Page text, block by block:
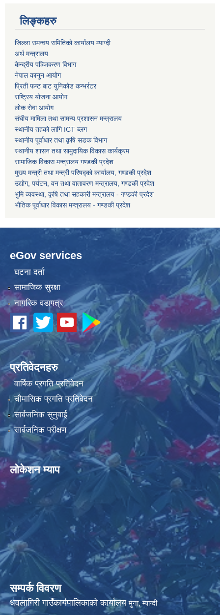
लिङ्कहरु
जिल्ला समन्वय समितिको कार्यालय म्याग्दी
अर्थ मन्त्रालय
केन्द्रीय पञ्जिकरण विभाग
नेपाल कानुन आयोग
प्रिती फन्ट बाट युनिकोड कन्भर्रटर
राष्ट्रिय योजना आयोग
लोक सेवा आयोग
संघीय मामिला तथा सामन्य प्रशासन मन्त्रालय
स्थानीय तहको लागि ICT ब्लग
स्थानीय पूर्वाधार तथा कृषि सडक विभाग
स्थानीय शासन तथा सामुदायिक विकास कार्यक्रम
सामाजिक विकास मन्त्रालय गण्डकी प्रदेश
मुख्य मन्त्री तथा मन्त्री परिषद्को कार्यालय, गण्डकी प्रदेश
उद्योग, पर्यटन, वन तथा वातावरण मन्त्रालय, गण्डकी प्रदेश
भुमि व्यवस्था, कृषि तथा सहकारी मन्त्रालय - गण्डकी प्रदेश
भौतिक पूर्वाधार विकास मन्त्रालय - गण्डकी प्रदेश
eGov services
घटना दर्ता
सामाजिक सुरक्षा
नागरिक वडापत्र
प्रतिवेदनहरु
वार्षिक प्रगति प्रतिवेदन
चौमासिक प्रगति प्रतिवेदन
सार्वजनिक सुनुवाई
सार्वजनिक परीक्षण
लोकेशन म्याप
सम्पर्क विवरण
धवलागिरी गाउँकार्यपालिकाको कार्यालयमुना, म्याग्दी